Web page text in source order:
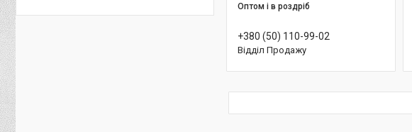
Оптом і в роздріб
+380 (50) 110-99-02
Відділ Продажу